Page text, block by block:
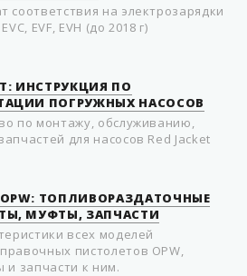
соответствия на электрозарядки
EVF, EVH (до 2018 г)
ИНСТРУКЦИЯ ПО
ПОГРУЖНЫХ НАСОСОВ
по монтажу, обслуживанию,
для насосов Red Jacket
ТОПЛИВОРАЗДАТОЧНЫЕ
МУФТЫ, ЗАПЧАСТИ
всех моделей
пистолетов OPW,
и запчасти к ним.